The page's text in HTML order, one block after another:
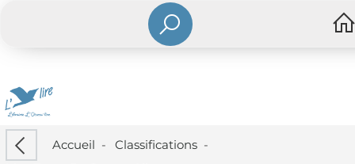
Accueil - Classifications-